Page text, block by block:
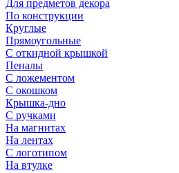
Для предметов декора
По конструкции
Круглые
Прямоугольные
С откидной крышкой
Пеналы
С ложементом
С окошком
Крышка-дно
С ручками
На магнитах
На лентах
С логотипом
На втулке